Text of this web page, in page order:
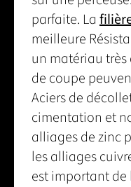
parfaite. La
meilleure
un matériau
de coupe
Aciers de
cimentation et
alliages de zinc
les alliages
est important